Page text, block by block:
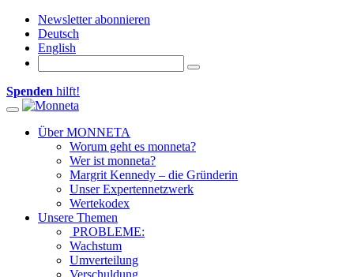
Newsletter abonnieren
Deutsch
English
Spenden hilft!
Toggle navigation
Über MONNETA
Worum geht es monneta?
Wer ist monneta?
Margrit Kennedy – die Gründerin
Unser Expertennetzwerk
Wertekodex
Unsere Themen
PROBLEME:
Wachstum
Umverteilung
Verschuldung